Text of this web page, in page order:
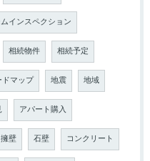
インスペクション
相続物件 相続予定
マップ 地震 地域
アパート購入
擁壁 石壁 コンクリート